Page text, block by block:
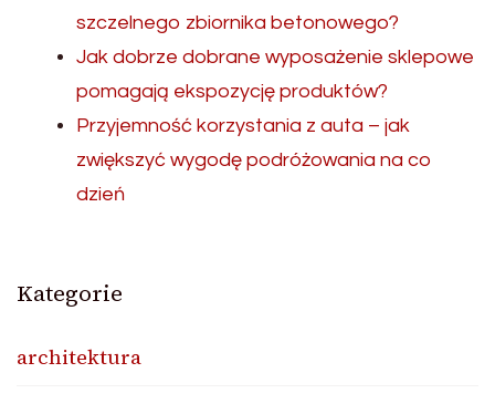
szczelnego zbiornika betonowego?
Jak dobrze dobrane wyposażenie sklepowe
pomagają ekspozycję produktów?
Przyjemność korzystania z auta – jak
zwiększyć wygodę podróżowania na co
dzień
Kategorie
architektura